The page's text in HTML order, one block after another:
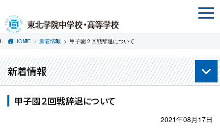
HOME 新着情報 甲子園２回戦辞退について
新着情報
甲子園２回戦辞退について
2021年08月17日